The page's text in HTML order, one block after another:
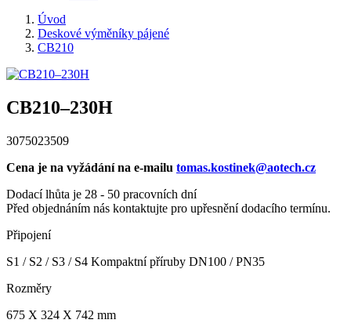
Úvod
Deskové výměníky pájené
CB210
CB210–230H
3075023509
Cena je na vyžádání na e-mailu tomas.kostinek@aotech.cz
Dodací lhůta je 28 - 50 pracovních dní
Před objednáním nás kontaktujte pro upřesnění dodacího termínu.
Připojení
S1 / S2 / S3 / S4 Kompaktní příruby DN100 / PN35
Rozměry
675 X 324 X 742 mm